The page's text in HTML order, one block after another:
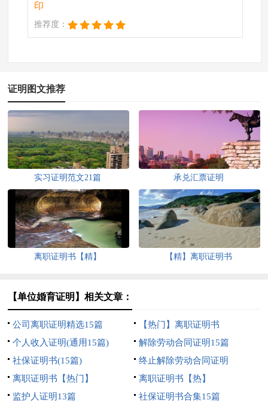
印
推荐度：
证明图文推荐
实习证明范文21篇 承兑汇票证明
离职证明书【精】 【精】离职证明书
【单位婚育证明】相关文章：
公司离职证明精选15篇
【热门】离职证明书
个人收入证明(通用15篇)
解除劳动合同证明15篇
社保证明书(15篇)
终止解除劳动合同证明
离职证明书【热门】
离职证明书【热】
监护人证明13篇
社保证明书合集15篇